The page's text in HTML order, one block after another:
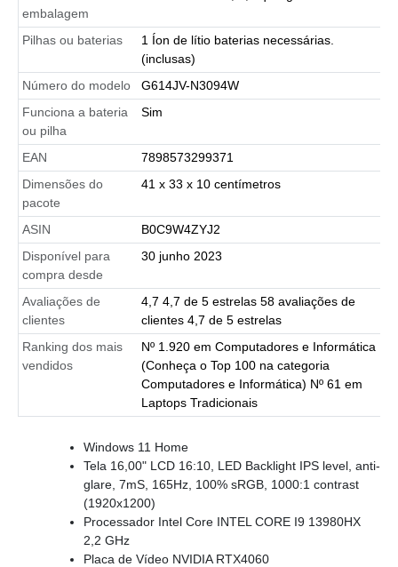
embalagem
Pilhas ou baterias
1 Íon de lítio baterias necessárias.
(inclusas)
Número do modelo
G614JV-N3094W
Funciona a bateria
ou pilha
Sim
EAN
7898573299371
Dimensões do
pacote
41 x 33 x 10 centímetros
ASIN
B0C9W4ZYJ2
Disponível para
compra desde
30 junho 2023
Avaliações de
clientes
4,7 4,7 de 5 estrelas 58 avaliações de
clientes 4,7 de 5 estrelas
Ranking dos mais
vendidos
Nº 1.920 em Computadores e Informática
(Conheça o Top 100 na categoria
Computadores e Informática) Nº 61 em
Laptops Tradicionais
Windows 11 Home
Tela 16,00" LCD 16:10, LED Backlight IPS level, anti-
glare, 7mS, 165Hz, 100% sRGB, 1000:1 contrast
(1920x1200)
Processador Intel Core INTEL CORE I9 13980HX
2,2 GHz
Placa de Vídeo NVIDIA RTX4060